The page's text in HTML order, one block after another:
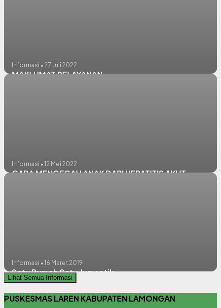
Informasi • 27 Juli 2022
MAKLUMAT PELAYANAN
Informasi • 12 Mei 2022
CARA MENCEGAH ANAK DARI HEPATITIS AKUT
Informasi • 16 Maret 2019
Satu Rumah Satu Jumantik
Lihat Semua Informasi
PUSKESMAS LAREN KABUPATEN LAMONGAN